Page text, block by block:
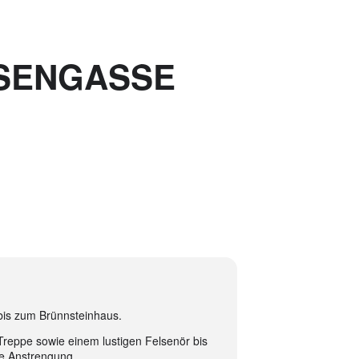
zum Brünnsteinhaus.
sowie einem lustigen Felsenör bis
Anstrengung.